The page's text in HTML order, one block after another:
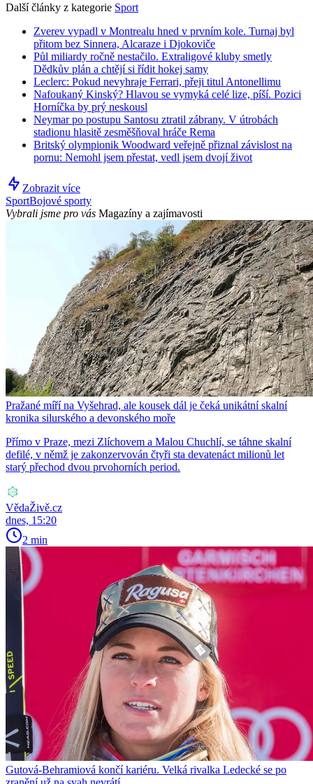
Další články z kategorie Sport
Zverev vypadl v Montrealu hned v prvním kole. Turnaj byl
přitom bez Sinnera, Alcaraze i Djokoviče
Půl miliardy ročně nestačilo. Extraligové kluby smetly
Dědkův plán a chtějí si řídit hokej samy
Leclerc: Pokud nevyhraje Ferrari, přeji titul Antonellimu
Nafoukaný Kinský? Hlavou se vymyká celé lize, píší. Pozici
Horníčka by prý neskousl
Neymar po postupu Santosu ztratil zábrany. V útrobách
stadionu hlasitě zesměšňoval hráče Rema
Britský olympionik Woodward veřejně přiznal závislost na
pornu: Nemohl jsem přestat, vedl jsem dvojí život
Zobrazit více
SportBojové sporty
Vybrali jsme pro vás Magazíny a zajímavosti
Pražané míří na Vyšehrad, ale kousek dál je čeká unikátní skalní
kronika silurského a devonského moře
Přímo v Praze, mezi Zlíchovem a Malou Chuchlí, se táhne skalní
defilé, v němž je zakonzervován čtyři sta devatenáct milionů let
starý přechod dvou prvohorních period.
VědaŽivě.cz
dnes, 15:20
2 min
Gutová-Behramiová končí kariéru. Velká rivalka Ledecké se po